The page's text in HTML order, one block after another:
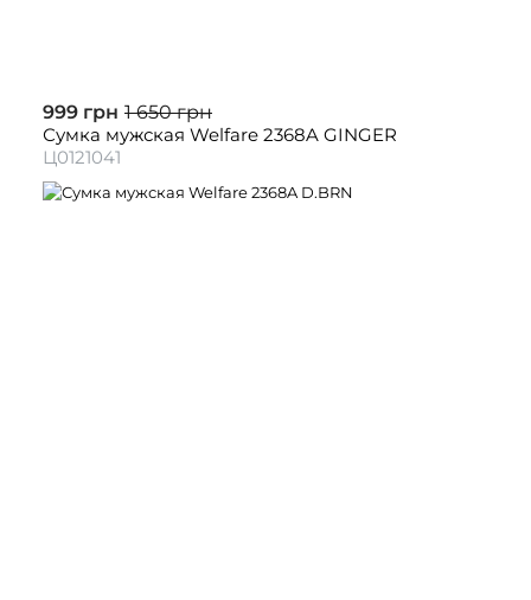
999 грн 1 650 грн
Сумка мужская Welfare 2368A GINGER
Ц0121041